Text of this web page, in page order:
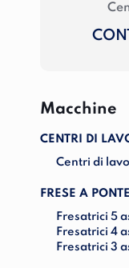
Macchine
CENTRI DI
Centri di
FRESE A PONTE
Fresatrici 5
Fresatrici 4
Fresatrici 3